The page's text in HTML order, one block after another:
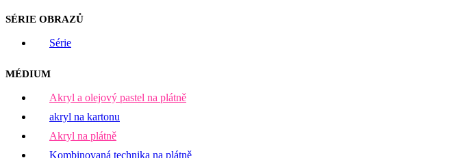
SÉRIE OBRAZŮ
Série
MÉDIUM
Akryl a olejový pastel na plátně
akryl na kartonu
Akryl na plátně
Kombinovaná technika na plátně